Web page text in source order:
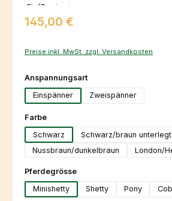
Regulärer Preis:
145,00 €
Preise inkl. MwSt. zzgl. Versandkosten
Anspannungsartauswählen
Einspänner
Zweispänner
Farbeauswählen
Schwarz
Schwarz/braun unterlegt
Nussbraun/dunkelbraun
London/
Pferdegrösseauswählen
Minishetty
Shetty Pony Cob